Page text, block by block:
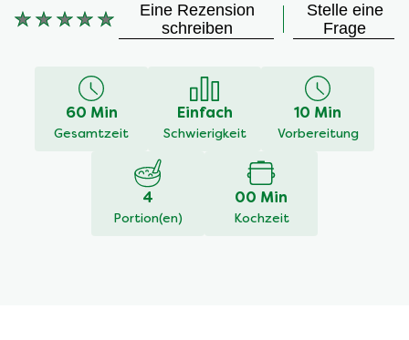
Keine
abgegeben
Eine Rezension
schreiben
Stelle eine
Frage
60 Min
Gesamtzeit
Einfach
Schwierigkeit
10 Min
Vorbereitung
4
Portion(en)
00 Min
Kochzeit